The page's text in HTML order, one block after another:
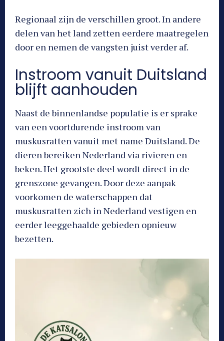
Regionaal zijn de verschillen groot. In andere
delen van het land zetten eerdere maatregelen
door en nemen de vangsten juist verder af.
Instroom vanuit Duitsland
blijft aanhouden
Naast de binnenlandse populatie is er sprake
van een voortdurende instroom van
muskusratten vanuit met name Duitsland. De
dieren bereiken Nederland via rivieren en
beken. Het grootste deel wordt direct in de
grenszone gevangen. Door deze aanpak
voorkomen de waterschappen dat
muskusratten zich in Nederland vestigen en
eerder leeggehaalde gebieden opnieuw
bezetten.